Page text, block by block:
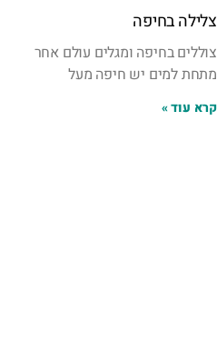
צלילה בחיפה
צוללים בחיפה ומגלים עולם אחר
מתחת למים יש חיפה מעל
קרא עוד »